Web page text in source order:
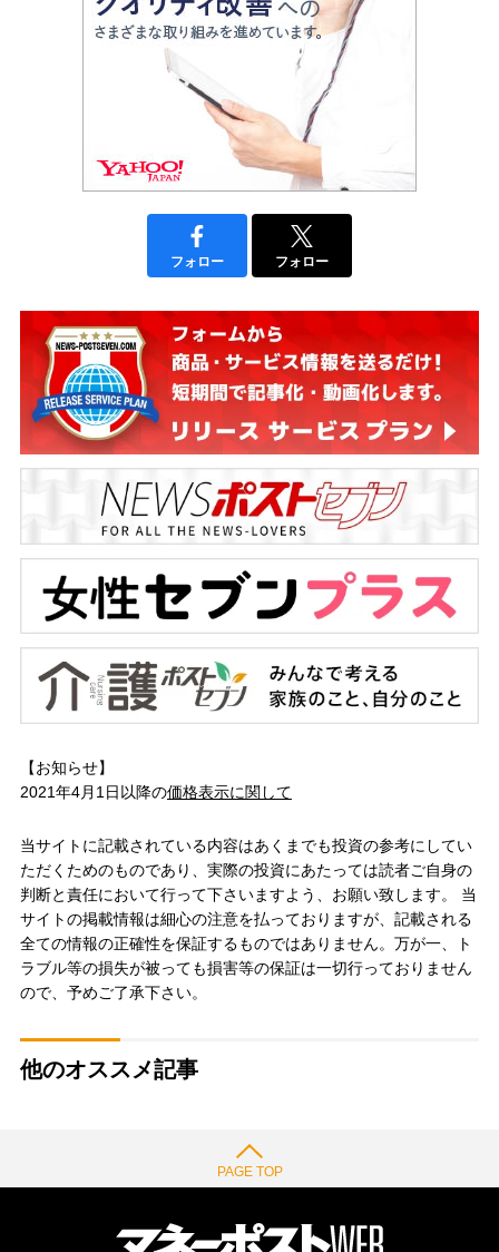
フォロー フォロー
【お知らせ】
2021年4月1日以降の価格表示に関して
当サイトに記載されている内容はあくまでも投資の参考にしてい
ただくためのものであり、実際の投資にあたっては読者ご自身の
判断と責任において行って下さいますよう、お願い致します。 当
サイトの掲載情報は細心の注意を払っておりますが、記載される
全ての情報の正確性を保証するものではありません。万が一、ト
ラブル等の損失が被っても損害等の保証は一切行っておりません
ので、予めご了承下さい。
他のオススメ記事
PAGE TOP